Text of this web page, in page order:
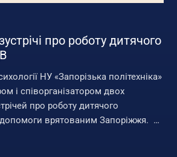
про роботу дитячого
НУ «Запорізька політехніка»
і співорганізатором двох
про роботу дитячого
врятованим Запоріжжя.